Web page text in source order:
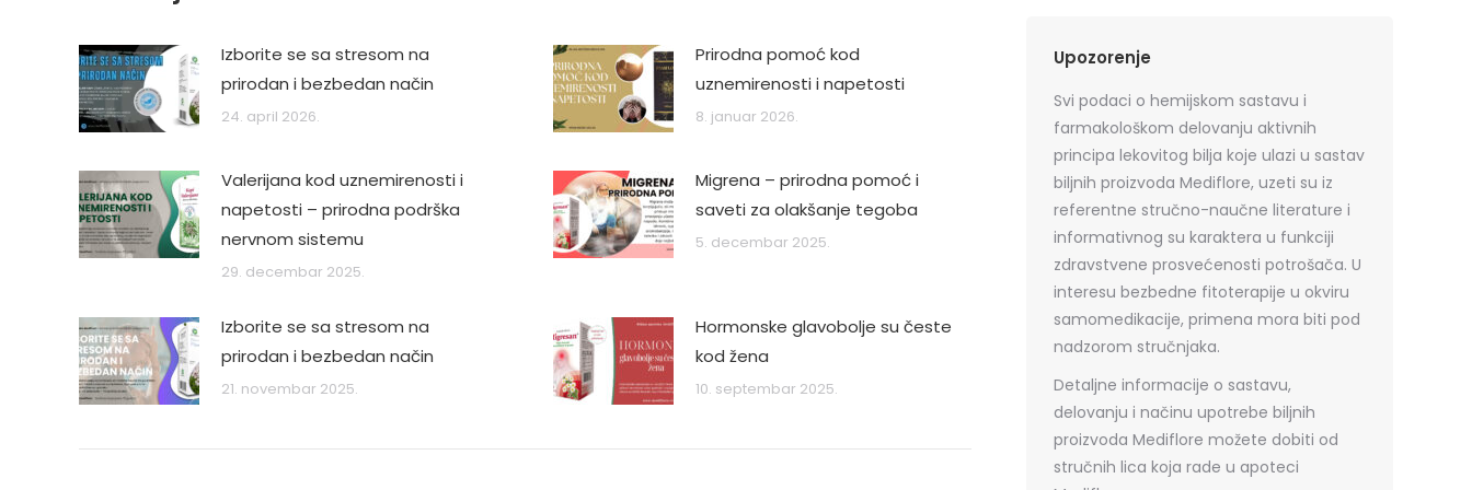
Izborite se sa stresom na
prirodan i bezbedan način
24. april 2026.
Prirodna pomoć kod
uznemirenosti i napetosti
8. januar 2026.
Valerijana kod uznemirenosti i
napetosti – prirodna podrška
nervnom sistemu
29. decembar 2025.
Migrena – prirodna pomoć i
saveti za olakšanje tegoba
5. decembar 2025.
Izborite se sa stresom na
prirodan i bezbedan način
21. novembar 2025.
Hormonske glavobolje su česte
kod žena
10. septembar 2025.
Upozorenje
Svi podaci o hemijskom sastavu i
farmakološkom delovanju aktivnih
principa lekovitog bilja koje ulazi u sastav
biljnih proizvoda Mediflore, uzeti su iz
referentne stručno-naučne literature i
informativnog su karaktera u funkciji
zdravstvene prosvećenosti potrošača. U
interesu bezbedne fitoterapije u okviru
samomedikacije, primena mora biti pod
nadzorom stručnjaka.
Detaljne informacije o sastavu,
delovanju i načinu upotrebe biljnih
proizvoda Mediflore možete dobiti od
stručnih lica koja rade u apoteci